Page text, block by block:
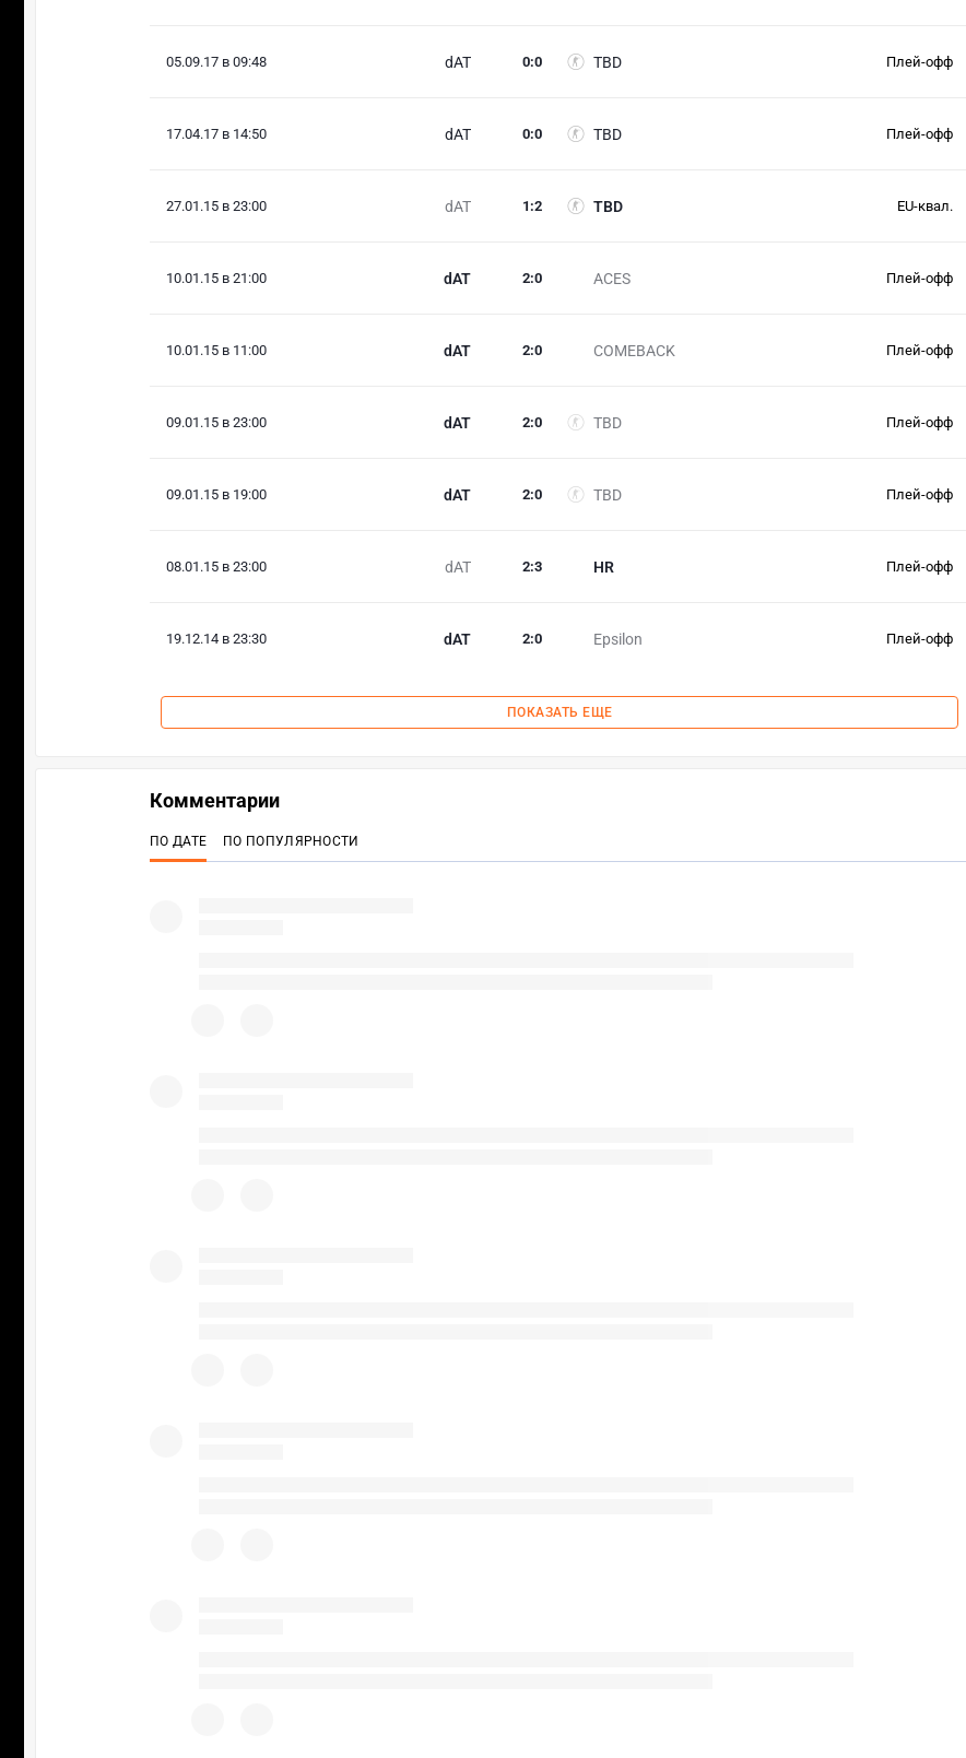
05.09.17 в 09:48 dAT TBD
0:0 Плей-офф
17.04.17 в 14:50 dAT TBD
0:0 Плей-офф
27.01.15 в 23:00 dAT TBD
1 :2 EU-квал.
10.01.15 в 21:00 dAT ACES
2:0 Плей-офф
10.01.15 в 11:00 dAT COMEBACK
2:0 Плей-офф
09.01.15 в 23:00 dAT TBD
2:0 Плей-офф
09.01.15 в 19:00 dAT TBD
2:0 Плей-офф
08.01.15 в 23:00 dAT HR
2:3 Плей-офф
19.12.14 в 23:30 dAT Epsilon
2:0 Плей-офф
ПОКАЗАТЬ ЕЩЕ
Комментарии
ПО ДАТЕ ПО ПОПУЛЯРНОСТИ